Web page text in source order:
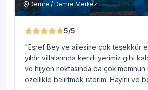
Demre / Demre Merkez
5/5
"Eşref Bey ve ailesine çok teşekkür
yıldır villalarında kendi yerimiz gibi
ve hijyen noktasında da çok memnun
özellikle belirtmek isterim. Hayırlı ve